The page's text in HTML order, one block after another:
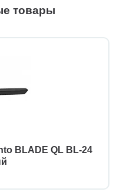
товары
BLADE QL BL-24